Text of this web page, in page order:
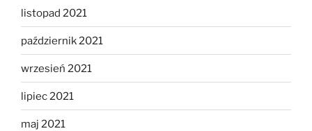
listopad 2021
październik 2021
wrzesień 2021
lipiec 2021
maj 2021